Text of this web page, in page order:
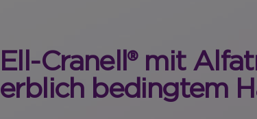
Ell-Cranell® mit
erblich bedingtem